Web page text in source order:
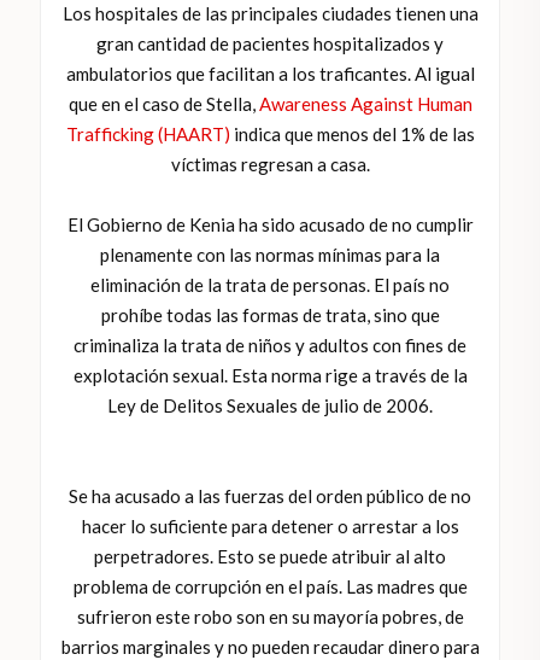
Los hospitales de las principales ciudades tienen una
gran cantidad de pacientes hospitalizados y
ambulatorios que facilitan a los traficantes. Al igual
que en el caso de Stella,Awareness Against Human
Trafficking (HAART) indica que menos del 1% de las
víctimas regresan a casa.
El Gobierno de Kenia ha sido acusado de no cumplir
plenamente con las normas mínimas para la
eliminación de la trata de personas. El país no
prohíbe todas las formas de trata, sino que
criminaliza la trata de niños y adultos con fines de
explotación sexual. Esta norma rige a través de la
Ley de Delitos Sexuales de julio de 2006.
Se ha acusado a las fuerzas del orden público de no
hacer lo suficiente para detener o arrestar a los
perpetradores. Esto se puede atribuir al alto
problema de corrupción en el país. Las madres que
sufrieron este robo son en su mayoría pobres, de
barrios marginales y no pueden recaudar dinero para